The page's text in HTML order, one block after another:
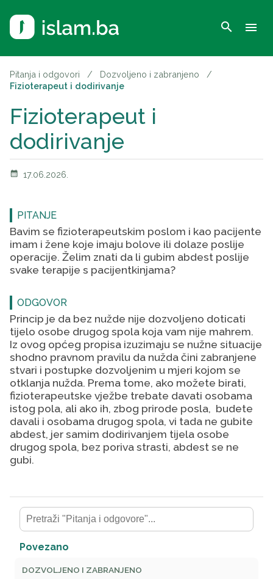
search menu
Pitanja i odgovori / Dozvoljeno i zabranjeno
/
Fizioterapeut i dodirivanje
Fizioterapeut i
dodirivanje
calendar_month 17.06.2026.
PITANJE
Bavim se fizioterapeutskim poslom i kao pacijente
imam i žene koje imaju bolove ili dolaze poslije
operacije. Želim znati da li gubim abdest poslije
svake terapije s pacijentkinjama?
ODGOVOR
Princip je da bez nužde nije dozvoljeno doticati
tijelo osobe drugog spola koja vam nije mahrem.
Iz ovog općeg propisa izuzimaju se nužne situacije
shodno pravnom pravilu da nužda čini zabranjene
stvari i postupke dozvoljenim u mjeri kojom se
otklanja nužda. Prema tome, ako možete birati,
fizioterapeutske vježbe trebate davati osobama
istog pola, ali ako ih, zbog prirode posla, budete
davali i osobama drugog spola, vi tada ne gubite
abdest, jer samim dodirivanjem tijela osobe
drugog spola, bez poriva strasti, abdest se ne
gubi.
Povezano
DOZVOLJENO I ZABRANJENO